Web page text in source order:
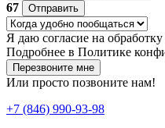
67
Отправить
Я даю согласие на
Подробнее в Политике
Перезвоните мне
Или просто позвоните нам!
+7 (846) 990-93-98